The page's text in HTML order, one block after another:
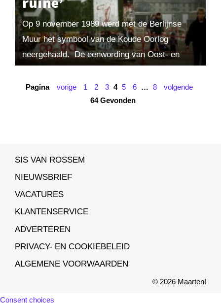
Op 9 november 1989 werd met de Berlijnse
Muur het symbool van de Koude Oorlog
neergehaald. De eenwording van Oost- en
maar de...
Pagina vorige 1 2 3 4 5 6 … 8
volgende
64 Gevonden
SIS VAN ROSSEM
NIEUWSBRIEF
VACATURES
KLANTENSERVICE
ADVERTEREN
PRIVACY- EN COOKIEBELEID
ALGEMENE VOORWAARDEN
© 2026 Maarten!
Consent choices